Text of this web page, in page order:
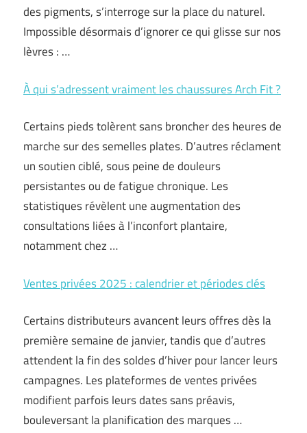
des pigments, s’interroge sur la place du naturel.
Impossible désormais d’ignorer ce qui glisse sur nos
lèvres : …
À qui s’adressent vraiment les chaussures Arch Fit ?
Certains pieds tolèrent sans broncher des heures de
marche sur des semelles plates. D’autres réclament
un soutien ciblé, sous peine de douleurs
persistantes ou de fatigue chronique. Les
statistiques révèlent une augmentation des
consultations liées à l’inconfort plantaire,
notamment chez …
Ventes privées 2025 : calendrier et périodes clés
Certains distributeurs avancent leurs offres dès la
première semaine de janvier, tandis que d’autres
attendent la fin des soldes d’hiver pour lancer leurs
campagnes. Les plateformes de ventes privées
modifient parfois leurs dates sans préavis,
bouleversant la planification des marques …